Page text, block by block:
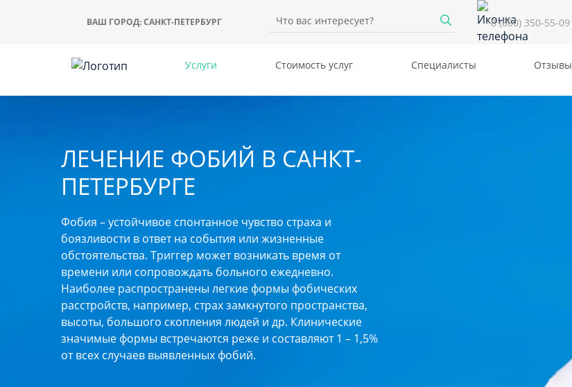
ВАШ ГОРОД:САНКТ-ПЕТЕРБУРГ 8 (800) 350-55-09
Услуги Стоимость услуг Специалисты Отзывы
ЛЕЧЕНИЕ ФОБИЙ В САНКТ-
ПЕТЕРБУРГЕ
Фобия – устойчивое спонтанное чувство страха и
боязливости в ответ на события или жизненные
обстоятельства. Триггер может возникать время от
времени или сопровождать больного ежедневно.
Наиболее распространены легкие формы фобических
расстройств, например, страх замкнутого пространства,
высоты, большого скопления людей и др. Клинические
значимые формы встречаются реже и составляют 1 – 1,5%
от всех случаев выявленных фобий.